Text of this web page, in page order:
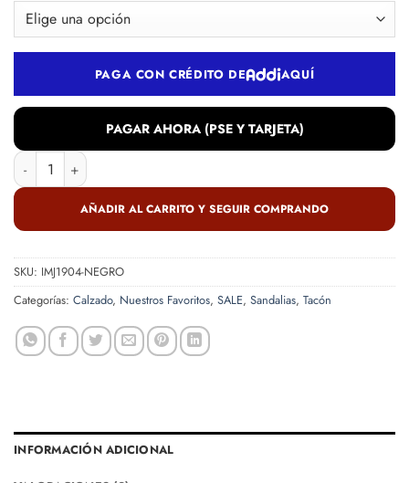
Sandalia en cuero negro cantidad
AÑADIR AL CARRITO Y SEGUIR COMPRANDO
PAGAR AHORA (PSE Y TARJETA)
PAGA CON CRÉDITO DE AQUÍ
SKU: IMJ1904-NEGRO
Categorías: Calzado, Nuestros Favoritos, SALE, Sandalias, Tacón
INFORMACIÓN ADICIONAL